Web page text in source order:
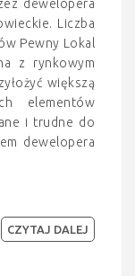
dewelopera
Liczba
Pewny Lokal
z rynkowym
większą
elementów
i trudne do
dewelopera
CZYTAJ DALEJ